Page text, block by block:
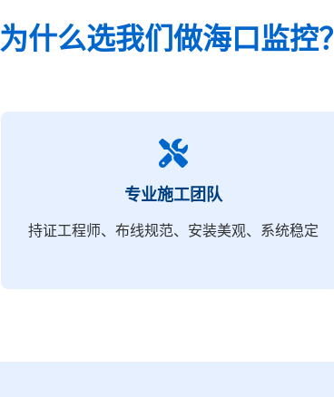
为什么选我们做海口监控？
专业施工团队
持证工程师、布线规范、安装美观、系统稳定